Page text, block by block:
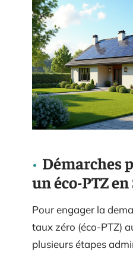
Démarches
un éco-PTZ en
Pour engager la
taux zéro (éco-PTZ)
plusieurs étapes